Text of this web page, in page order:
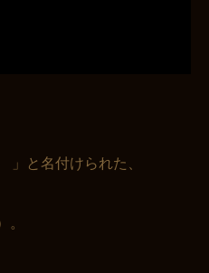
」と名付けられた、